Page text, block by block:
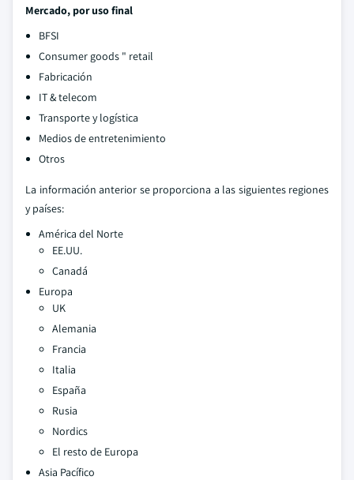
Mercado, por uso final
BFSI
Consumer goods " retail
Fabricación
IT & telecom
Transporte y logística
Medios de entretenimiento
Otros
La información anterior se proporciona a las siguientes regiones
y países:
América del Norte
EE.UU.
Canadá
Europa
UK
Alemania
Francia
Italia
España
Rusia
Nordics
El resto de Europa
Asia Pacífico